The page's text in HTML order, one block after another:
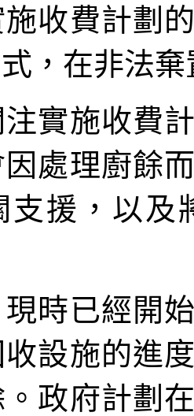
收費計劃
，在非法
實施收費
處理廚餘
支援，以及
時已經開
設施的進
政府計劃